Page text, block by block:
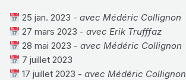
25 jan. 2023 - avec Médéric Collignon
27 mars 2023 - avec Erik Trufffaz
28 mai 2023 - avec Médéric Collignon
7 juillet 2023
17 juillet 2023 - avec Médéric Collignon